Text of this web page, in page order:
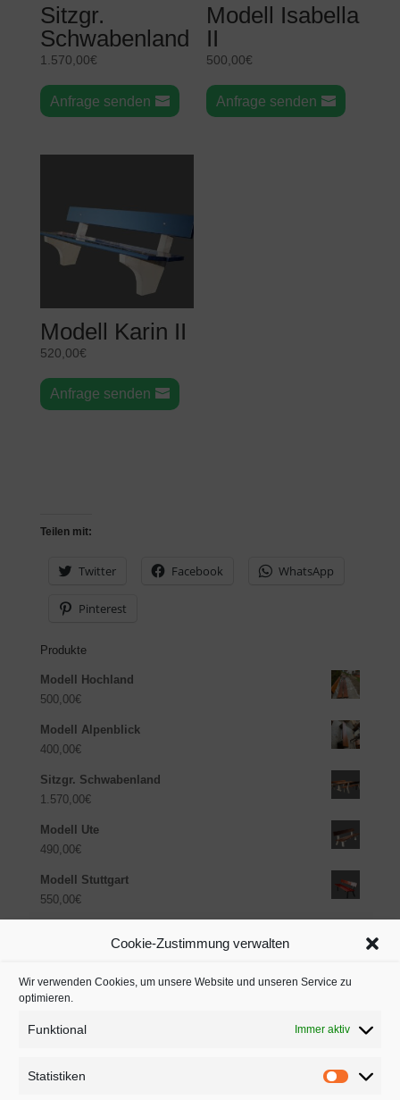
Cookie-Zustimmung verwalten
Wir verwenden Cookies, um unsere Website und unseren Service zu
optimieren.
Funktional Immer aktiv
Statistiken
Sitzgr.
Schwabenland
1.570,00€
Anfrage senden
Modell Isabella
II
500,00€
Anfrage senden
Modell Karin II
520,00€
Anfrage senden
Teilen mit:
Twitter Facebook WhatsApp
Pinterest
Produkte
Modell Hochland
500,00€
Modell Alpenblick
400,00€
Sitzgr. Schwabenland
1.570,00€
Modell Ute
490,00€
Modell Stuttgart
550,00€
Produkt-Kategorien
Parkbänke mit Lehne (17)
Zinder-Parkbänke – D-87772 Pfaffenhausen – Zum Moos 1a